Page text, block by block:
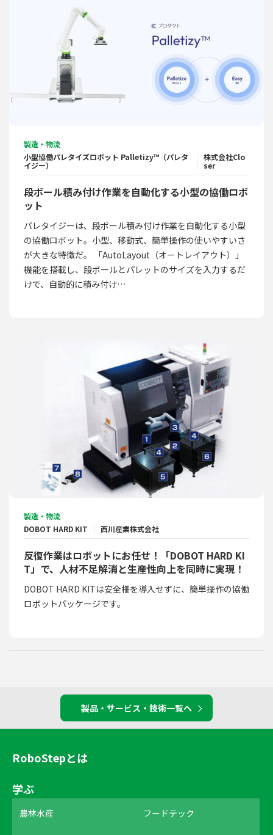
製造・物流
小型協働パレタイズロボット Palletizy™（パレタ
イジー）
株式会社Clo
ser
段ボール積み付け作業を自動化する小型の協働ロボ
ット
パレタイジーは、段ボール積み付け作業を自動化する小型
の協働ロボット。小型、移動式、簡単操作の使いやすいさ
が大きな特徴だ。 「AutoLayout（オートレイアウト）」
機能を搭載し、段ボールとパレットのサイズを入力するだ
けで、自動的に積み付け…
製造・物流
DOBOT HARD KIT
西川産業株式会社
反復作業はロボットにお任せ！「DOBOT HARD KI
T」で、人材不足解消と生産性向上を同時に実現！
DOBOT HARD KITは安全柵を導入せずに、簡単操作の協働
ロボットパッケージです。
製品・サービス・技術一覧へ
RoboStepとは
学ぶ
農林水産 フードテック